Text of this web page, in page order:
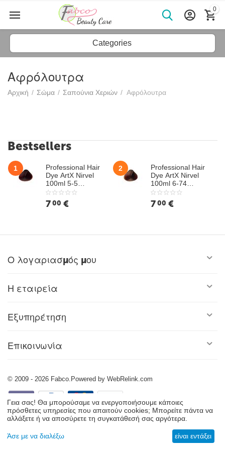
0
Categories
Αφρόλουτρα
Αρχική / Σώμα / Σαπούνια Χεριών / Αφρόλουτρα
Bestsellers
1
Professional Hair
Dye ArtX Nirvel
100ml 5-5
Mahogany Light
Chestnut
7 00 €
2
Professional Hair
Dye ArtX Nirvel
100ml 6-74
Hazelnut Dark
Chestnut
7 00 €
Ο λογαριασμός μου
Η εταιρεία
Εξυπηρέτηση
Επικοινωνία
© 2009 - 2026 Fabco.Powered by WebRelink.com
Γεια σας! Θα μπορούσαμε να ενεργοποιήσουμε κάποιες
πρόσθετες υπηρεσίες που απαιτούν cookies; Μπορείτε πάντα να
αλλάξετε ή να αποσύρετε τη συγκατάθεσή σας αργότερα.
Άσε με να διαλέξω είναι εντάξει